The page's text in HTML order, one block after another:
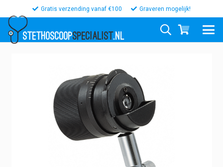
Gratis verzending vanaf €100 Graveren mogelijk!
STETHOSCOOPSPECIALIST.NL